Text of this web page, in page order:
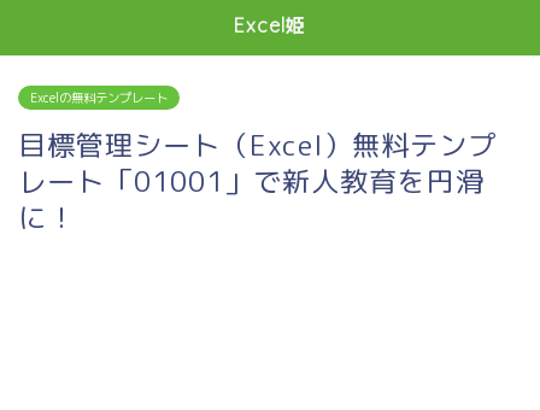
Excel姫
Excelの無料テンプレート
目標管理シート（Excel）無料テンプ
レート「01001」で新人教育を円滑
に！